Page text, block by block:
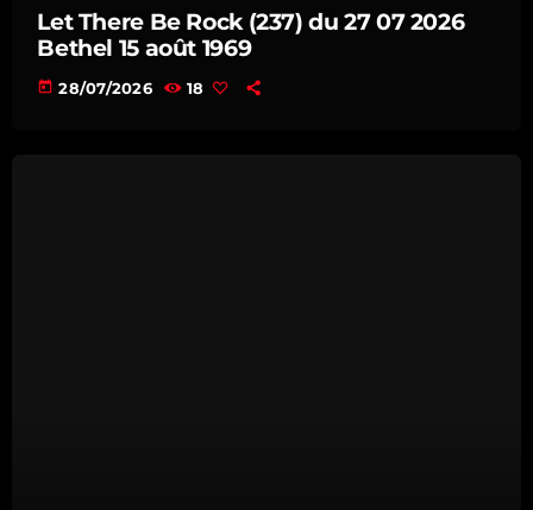
Let There Be Rock (237) du 27 07 2026
Bethel 15 août 1969
today 28/07/2026 18